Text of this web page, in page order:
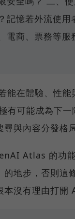
記憶若外流使用
電商、票務等服
能在體驗、性能
有可能成為下一
與內容分發格局
Atlas 的功
的地步，否則這
沒有理由打開